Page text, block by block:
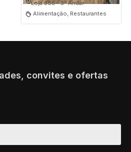
Loja 385 - 3º Andar
Alimentação, Restaurantes
convites e ofertas